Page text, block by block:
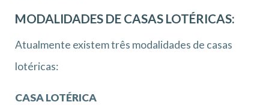
MODALIDADES DE CASAS LOTÉRICAS:
Atualmente existem três modalidades de casas
lotéricas:
CASA LOTÉRICA